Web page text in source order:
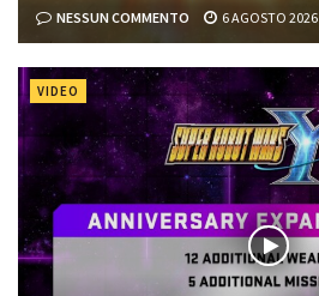
NESSUN COMMENTO 6 AGOSTO 2026
VIDEO